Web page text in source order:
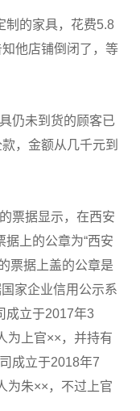
制的家具，花费5.8
他店铺倒闭了，等
仍未到货的顾客已
，金额从几千元到
票据显示，在西安
上的公章为“西安
票据上盖的公章是
家企业信用公示系
成立于2017年3
为上官××，并持有
成立于2018年7
为朱××，不过上官